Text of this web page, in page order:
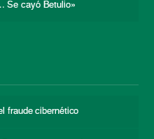
Se cayó Betulio»
fraude cibernético